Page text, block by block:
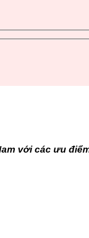
với các ưu